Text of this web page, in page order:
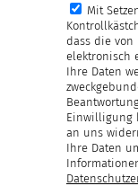
Mit
dass die von
elektronisch
Ihre Daten
Einwilligung
an uns
Ihre Daten